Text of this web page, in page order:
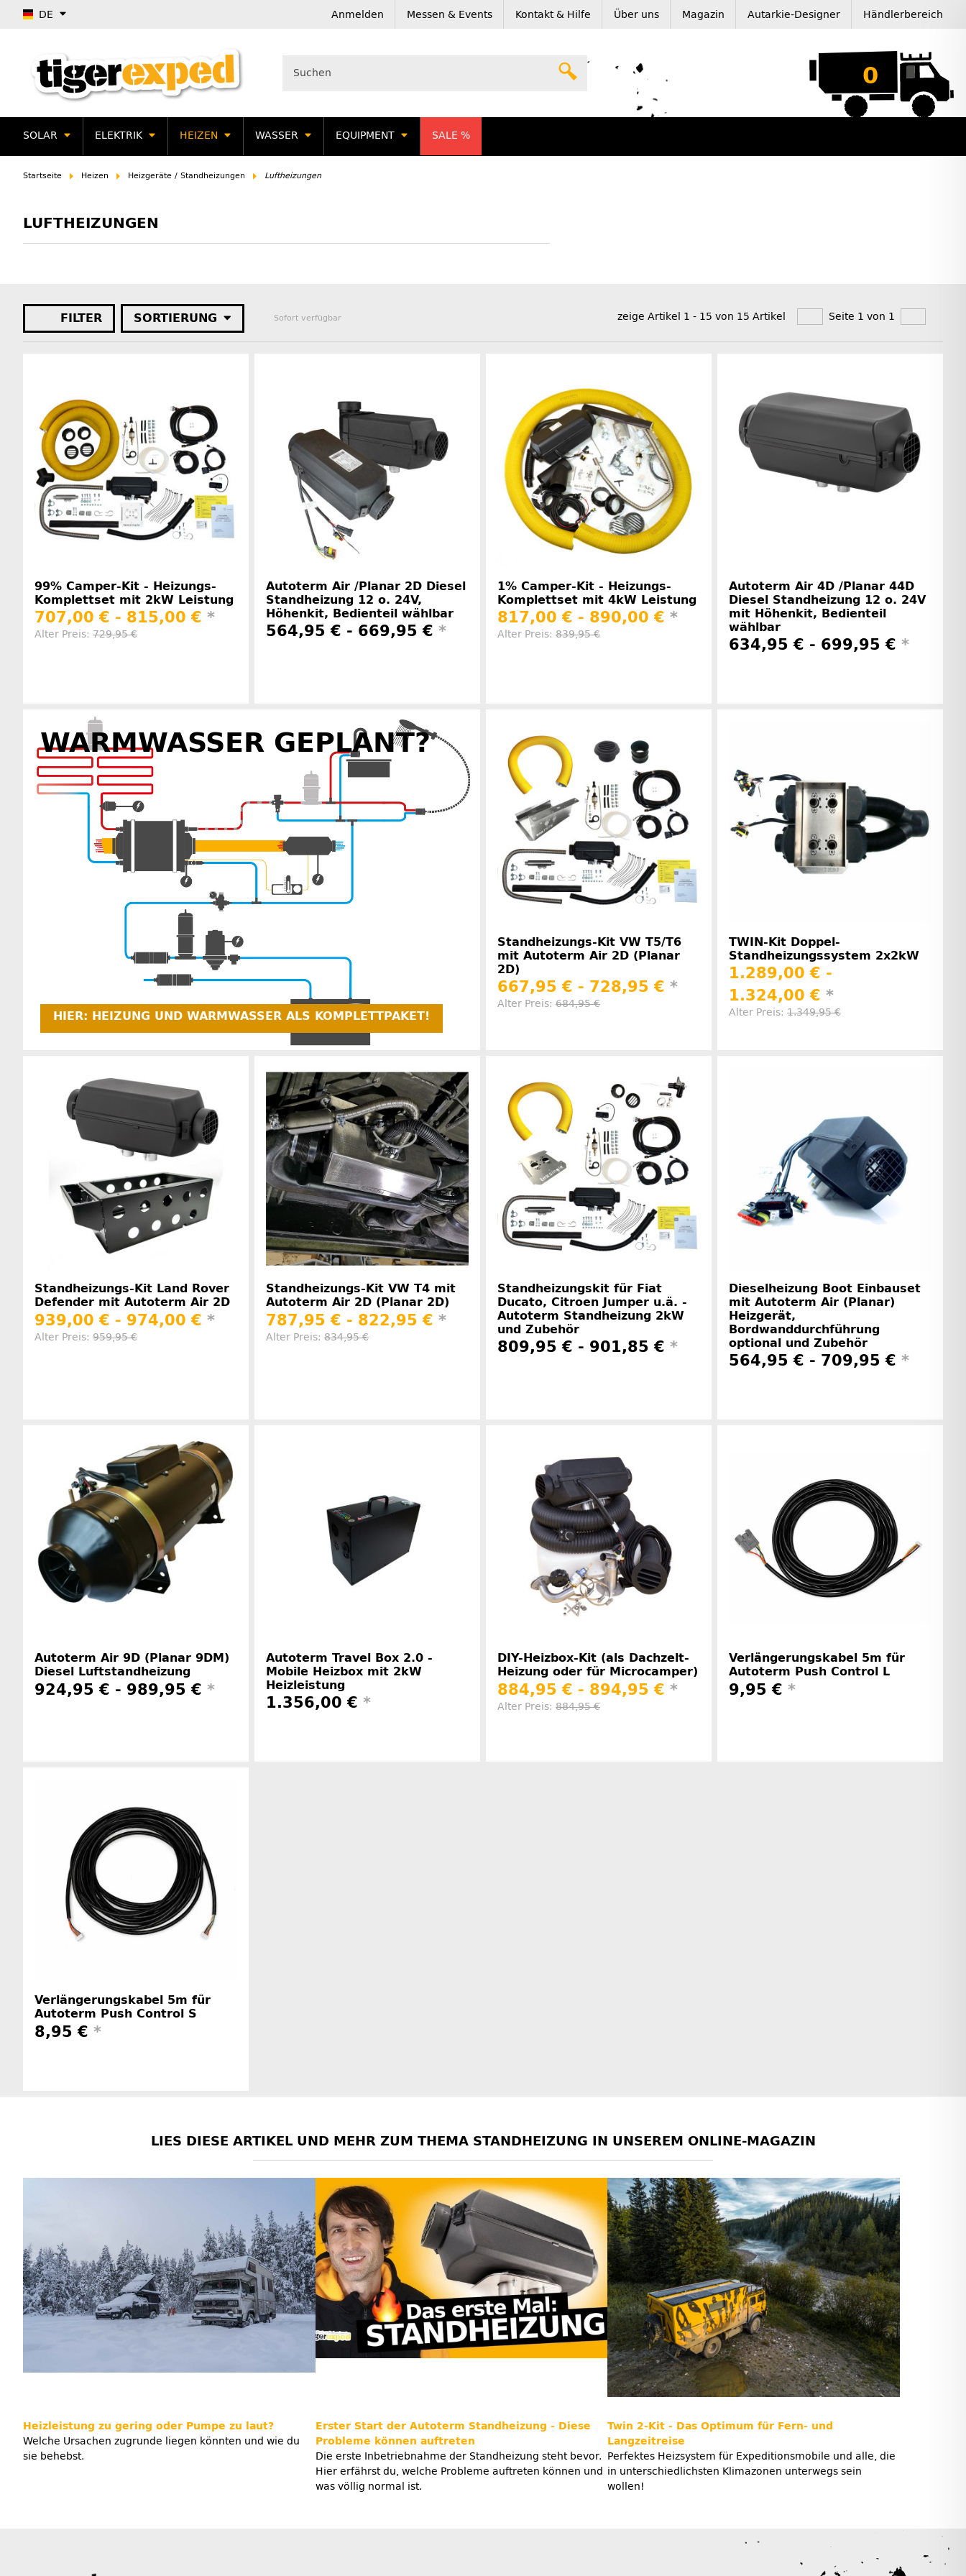
DE Anmelden Messen & Events Kontakt & Hilfe Über uns Magazin Autarkie-Designer Händlerbereich
0
SOLAR ELEKTRIK HEIZEN WASSER EQUIPMENT SALE %
Startseite Heizen Heizgeräte / Standheizungen Luftheizungen
LUFTHEIZUNGEN
FILTER SORTIERUNG Sofort verfügbar zeige Artikel 1 - 15 von 15 Artikel Seite 1 von 1
99% Camper-Kit - Heizungs-
Komplettset mit 2kW Leistung
707,00 € - 815,00 € *
Alter Preis: 729,95 €
Autoterm Air /Planar 2D Diesel
Standheizung 12 o. 24V,
Höhenkit, Bedienteil wählbar
564,95 € - 669,95 € *
Herstellerinformationen
1% Camper-Kit - Heizungs-
Komplettset mit 4kW Leistung
817,00 € - 890,00 € *
Alter Preis: 839,95 €
Autoterm Air 4D /Planar 44D
Diesel Standheizung 12 o. 24V
mit Höhenkit, Bedienteil
wählbar
634,95 € - 699,95 € *
WARMWASSER GEPLANT?
HIER: HEIZUNG UND WARMWASSER ALS KOMPLETTPAKET!
Standheizungs-Kit VW T5/T6
mit Autoterm Air 2D (Planar
2D)
667,95 € - 728,95 € *
Alter Preis: 684,95 €
Herstellerinformationen
TWIN-Kit Doppel-
Standheizungssystem 2x2kW
1.289,00 € -
1.324,00 € *
Alter Preis: 1.349,95 €
Standheizungs-Kit Land Rover
Defender mit Autoterm Air 2D
939,00 € - 974,00 € *
Alter Preis: 959,95 €
Standheizungs-Kit VW T4 mit
Autoterm Air 2D (Planar 2D)
787,95 € - 822,95 € *
Alter Preis: 834,95 €
Standheizungskit für Fiat
Ducato, Citroen Jumper u.ä. -
Autoterm Standheizung 2kW
und Zubehör
809,95 € - 901,85 € *
Dieselheizung Boot Einbauset
mit Autoterm Air (Planar)
Heizgerät,
Bordwanddurchführung
optional und Zubehör
564,95 € - 709,95 € *
Autoterm Air 9D (Planar 9DM)
Diesel Luftstandheizung
924,95 € - 989,95 € *
Autoterm Travel Box 2.0 -
Mobile Heizbox mit 2kW
Heizleistung
1.356,00 € *
DIY-Heizbox-Kit (als Dachzelt-
Heizung oder für Microcamper)
884,95 € - 894,95 € *
Alter Preis: 884,95 €
Verlängerungskabel 5m für
Autoterm Push Control L
9,95 € *
Verlängerungskabel 5m für
Autoterm Push Control S
8,95 € *
Herstellerinformationen
LIES DIESE ARTIKEL UND MEHR ZUM THEMA STANDHEIZUNG IN UNSEREM ONLINE-MAGAZIN
Heizleistung zu gering oder Pumpe zu laut?
Welche Ursachen zugrunde liegen könnten und wie du
sie behebst.
Erster Start der Autoterm Standheizung - Diese
Probleme können auftreten
Die erste Inbetriebnahme der Standheizung steht bevor.
Hier erfährst du, welche Probleme auftreten können und
was völlig normal ist.
Twin 2-Kit - Das Optimum für Fern- und
Langzeitreise
Perfektes Heizsystem für Expeditionsmobile und alle, die
in unterschiedlichsten Klimazonen unterwegs sein
wollen!